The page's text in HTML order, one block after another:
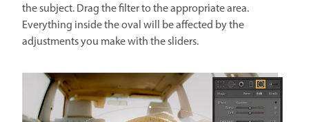
the subject. Drag the filter to the appropriate area.
Everything inside the oval will be affected by the
adjustments you make with the sliders.